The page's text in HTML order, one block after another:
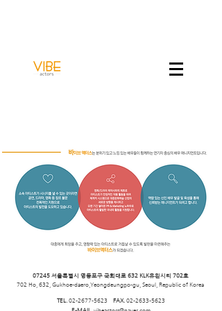
07245 서울특별시 영등포구 국회대로 632 KLK유윈시티 702호
702 Ho, 632, Gukhoe-daero,Yeongdeungpo-gu, Seoul, Republic of Korea
TEL. 02-2677-5623 FAX. 02-2633-5623